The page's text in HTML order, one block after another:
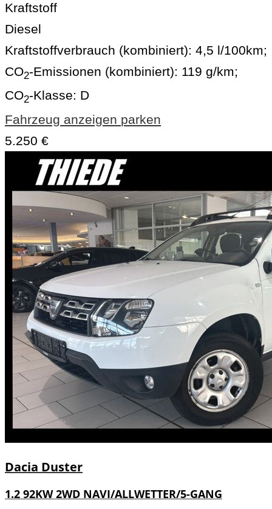
Kraftstoff
Diesel
Kraftstoffverbrauch (kombiniert): 4,5 l/100km;
CO2-Emissionen (kombiniert): 119 g/km;
CO2-Klasse: D
Fahrzeug anzeigen parken
5.250 €
Dacia Duster
1.2 92KW 2WD NAVI/ALLWETTER/5-GANG